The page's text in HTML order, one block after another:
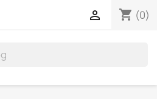
shopping_cart (0)
